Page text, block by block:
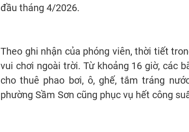
đầu tháng 4/2026.
Theo ghi nhận của phóng viên, thời tiết
vui chơi ngoài trời. Từ khoảng 16 giờ, các
cho thuê phao bơi, ô, ghế, tắm tráng
phường Sầm Sơn cũng phục vụ hết công